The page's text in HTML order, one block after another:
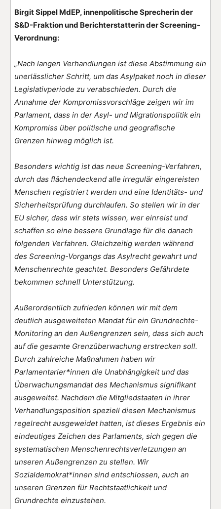
Birgit Sippel MdEP, innenpolitische Sprecherin der
S&D-Fraktion und Berichterstatterin der Screening-
Verordnung:
„Nach langen Verhandlungen ist diese Abstimmung ein
unerlässlicher Schritt, um das Asylpaket noch in dieser
Legislativperiode zu verabschieden. Durch die
Annahme der Kompromissvorschläge zeigen wir im
Parlament, dass in der Asyl- und Migrationspolitik ein
Kompromiss über politische und geografische
Grenzen hinweg möglich ist.
Besonders wichtig ist das neue Screening-Verfahren,
durch das flächendeckend alle irregulär eingereisten
Menschen registriert werden und eine Identitäts- und
Sicherheitsprüfung durchlaufen. So stellen wir in der
EU sicher, dass wir stets wissen, wer einreist und
schaffen so eine bessere Grundlage für die danach
folgenden Verfahren. Gleichzeitig werden während
des Screening-Vorgangs das Asylrecht gewahrt und
Menschenrechte geachtet. Besonders Gefährdete
bekommen schnell Unterstützung.
Außerordentlich zufrieden können wir mit dem
deutlich ausgeweiteten Mandat für ein Grundrechte-
Monitoring an den Außengrenzen sein, dass sich auch
auf die gesamte Grenzüberwachung erstrecken soll.
Durch zahlreiche Maßnahmen haben wir
Parlamentarier*innen die Unabhängigkeit und das
Überwachungsmandat des Mechanismus signifikant
ausgeweitet. Nachdem die Mitgliedstaaten in ihrer
Verhandlungsposition speziell diesen Mechanismus
regelrecht ausgeweidet hatten, ist dieses Ergebnis ein
eindeutiges Zeichen des Parlaments, sich gegen die
systematischen Menschenrechtsverletzungen an
unseren Außengrenzen zu stellen. Wir
Sozialdemokrat*innen sind entschlossen, auch an
unseren Grenzen für Rechtstaatlichkeit und
Grundrechte einzustehen.